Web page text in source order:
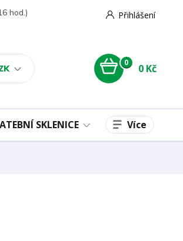
Přihlášení
hod.)
0 0 Kč
SKLENICE Více